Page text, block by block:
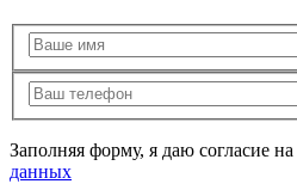
Заполняя форму, я даю согласие на
данных